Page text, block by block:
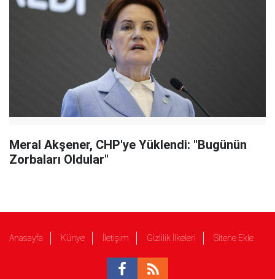
Meral Akşener, CHP'ye Yüklendi: "Bugünün
Zorbaları Oldular"
Anasayfa Künye İletişim Gizlilik İlkeleri Sitene Ekle